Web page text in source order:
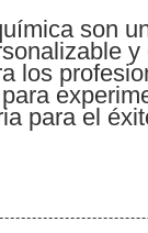
son
los
para el